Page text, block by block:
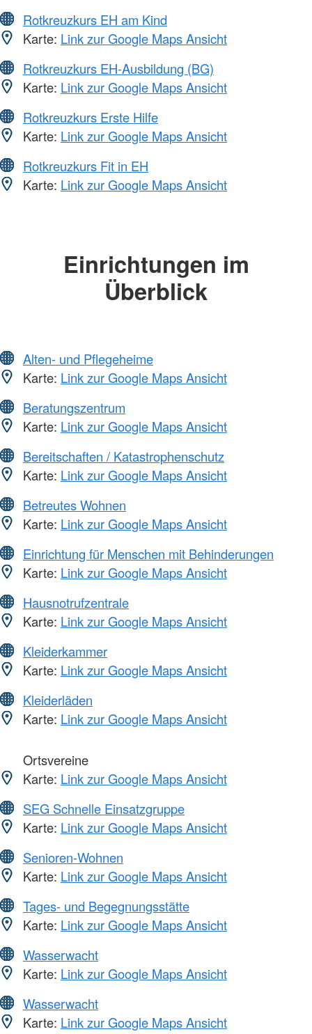
Rotkreuzkurs EH am Kind
Karte: Link zur Google Maps Ansicht
Rotkreuzkurs EH-Ausbildung (BG)
Karte: Link zur Google Maps Ansicht
Rotkreuzkurs Erste Hilfe
Karte: Link zur Google Maps Ansicht
Rotkreuzkurs Fit in EH
Karte: Link zur Google Maps Ansicht
Einrichtungen im
Überblick
Alten- und Pflegeheime
Karte: Link zur Google Maps Ansicht
Beratungszentrum
Karte: Link zur Google Maps Ansicht
Bereitschaften / Katastrophenschutz
Karte: Link zur Google Maps Ansicht
Betreutes Wohnen
Karte: Link zur Google Maps Ansicht
Einrichtung für Menschen mit Behinderungen
Karte: Link zur Google Maps Ansicht
Hausnotrufzentrale
Karte: Link zur Google Maps Ansicht
Kleiderkammer
Karte: Link zur Google Maps Ansicht
Kleiderläden
Karte: Link zur Google Maps Ansicht
Ortsvereine
Karte: Link zur Google Maps Ansicht
SEG Schnelle Einsatzgruppe
Karte: Link zur Google Maps Ansicht
Senioren-Wohnen
Karte: Link zur Google Maps Ansicht
Tages- und Begegnungsstätte
Karte: Link zur Google Maps Ansicht
Wasserwacht
Karte: Link zur Google Maps Ansicht
Wasserwacht
Karte: Link zur Google Maps Ansicht